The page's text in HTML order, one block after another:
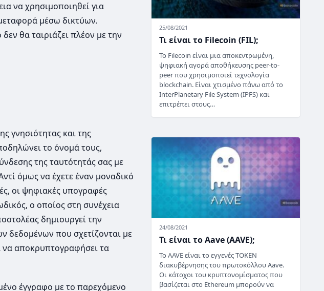
να χρησιμοποιηθεί για
μέσω δικτύων.
θα ταιριάζει πλέον με την
γνησιότητας και της
το όνομά τους,
της ταυτότητάς σας με
όμως να έχετε έναν μοναδικό
οι ψηφιακές υπογραφές
ο οποίος στη συνέχεια
δημιουργεί την
δεδομένων που σχετίζονται με
να αποκρυπτογραφήσει τα
έγγραφο με το παρεχόμενο
25/08/2021
Τι είναι το Filecoin (FIL);
Το Filecoin είναι μια αποκεντρωμένη,
ψηφιακή αγορά αποθήκευσης peer-to-
peer που χρησιμοποιεί τεχνολογία
blockchain. Είναι χτισμένο πάνω από το
InterPlanetary File System (IPFS) και
επιτρέπει στους…
24/08/2021
Τι είναι το Aave (AAVE);
Το AAVE είναι το εγγενές TOKEN
διακυβέρνησης του πρωτοκόλλου Aave.
Οι κάτοχοι του κρυπτονομίσματος που
βασίζεται στο Ethereum μπορούν να